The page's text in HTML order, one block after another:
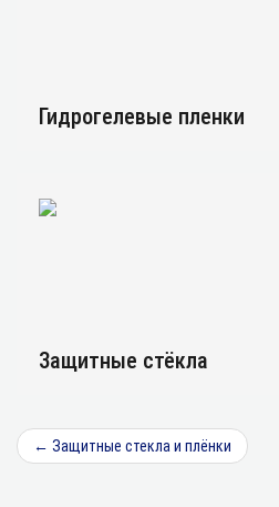
Гидрогелевые пленки
Защитные стёкла
← Защитные стекла и плёнки